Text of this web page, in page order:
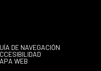
DE NAVEGACIÓN
WEB